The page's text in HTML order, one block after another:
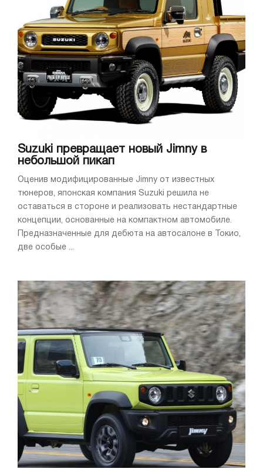
Suzuki превращает новый Jimny в
небольшой пикап
Оценив модифицированные Jimny от известных
тюнеров, японская компания Suzuki решила не
оставаться в стороне и реализовать нестандартные
концепции, основанные на компактном автомобиле.
Предназначенные для дебюта на автосалоне в Токио,
две особые ...